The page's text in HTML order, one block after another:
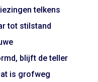
telkens
tot stilstand
blijft de teller
is grofweg